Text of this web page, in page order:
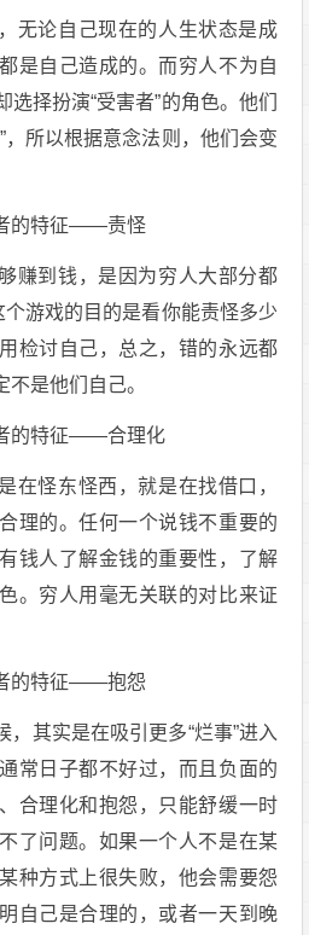
论自己现在的人生状态是成
是自己造成的。而穷人不为自
择扮演“受害者”的角色。他们
，所以根据意念法则，他们会变
的特征——责怪
到钱，是因为穷人大部分都
个游戏的目的是看你能责怪多少
检讨自己，总之，错的永远都
是他们自己。
特征——合理化
怪东怪西，就是在找借口，
理的。任何一个说钱不重要的
钱人了解金钱的重要性，了解
。穷人用毫无关联的对比来证
的特征——抱怨
其实是在吸引更多“烂事”进入
常日子都不好过，而且负面的
合理化和抱怨，只能舒缓一时
了问题。如果一个人不是在某
种方式上很失败，他会需要怨
自己是合理的，或者一天到晚